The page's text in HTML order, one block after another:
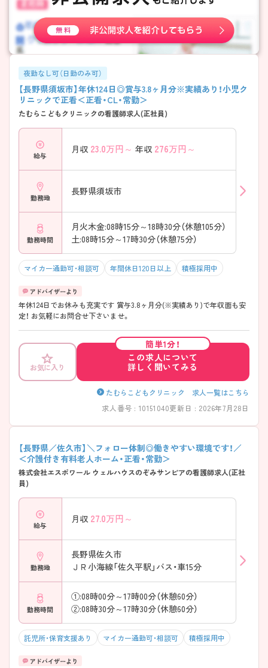
夜勤なし可（日勤のみ可）
【長野県須坂市】年休124日◎賞与3.8ヶ月分※実績あり！小児ク
リニックで正看＜正看・CL・常勤＞
たむらこどもクリニックの看護師求人(正社員)
給与
月収 23.0万円～ 年収 276万円～
勤務地
長野県須坂市
勤務時間
月火木金:08時15分～18時30分（休憩105分）
土:08時15分～17時30分（休憩75分）
マイカー通勤可・相談可 年間休日120日以上 積極採用中
年休124日でお休みも充実です 賞与3.8ヶ月分(※実績あり)で年収面も安
定！ お気軽にお問合せ下さいませ。
お気に入り
簡単1分！
この求人について
詳しく聞いてみる
たむらこどもクリニック 求人一覧はこちら
求人番号 : 10151040更新日 : 2026年7月28日
【長野県／佐久市】＼フォロー体制◎働きやすい環境です！／
＜介護付き有料老人ホーム・正看・常勤＞
株式会社エスポワール ウェルハウスのぞみサンピアの看護師求人(正社
員)
給与
月収 27.0万円～
勤務地
長野県佐久市
ＪＲ小海線「佐久平駅」バス・車15分
勤務時間
①:08時00分～17時00分（休憩60分）
②:08時30分～17時30分（休憩60分）
託児所・保育支援あり マイカー通勤可・相談可 積極採用中